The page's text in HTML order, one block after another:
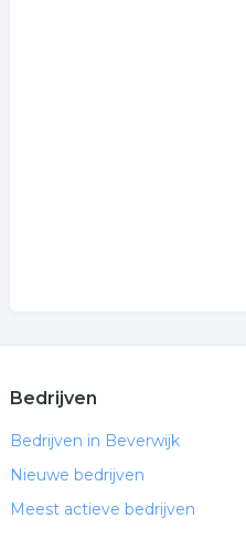
Bedrijven
Bedrijven in Beverwijk
Nieuwe bedrijven
Meest actieve bedrijven